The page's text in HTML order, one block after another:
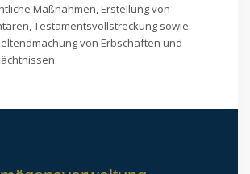
Maßnahmen, Erstellung von
Testamentsvollstreckung sowie
von Erbschaften und